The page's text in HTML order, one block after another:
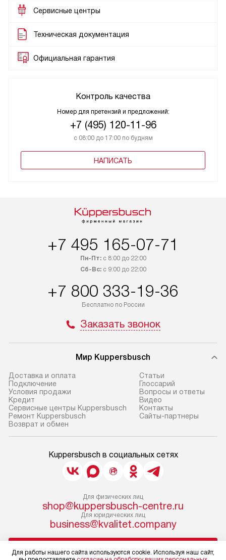
Сервисные центры
Техническая документация
Официальная гарантия
Контроль качества
Номер для претензий и предложений:
+7 (495) 120-11-96
с 08:00 до 17:00 по будням
НАПИСАТЬ
+7 495 165-07-71
Пн-Пт:с 8:00 до 22:00
Сб-Вс:с 9:00 до 22:00
+7 800 333-19-36
Бесплатно по России
Заказать звонок
Мир Kuppersbusch
Доставка и оплата
Подключение
Условия продажи
Кредит
Сервисные центры Kuppersbusch
Ремонт Kuppersbusch
Возврат и обмен
Cтатьи
Глоссарий
Вопросы и ответы
Видео
Контакты
Сайты-партнеры
Kuppersbusch в социальных сетях
Для физических лиц
shop@kuppersbusch-centre.ru
Для юридических лиц
business@kvalitet.company
Для работы нашего сайта используются cookie. Используя наш сайт,